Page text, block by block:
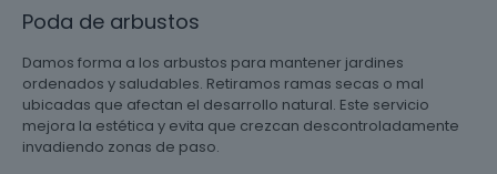
Poda de arbustos
Damos forma a los arbustos para mantener jardines
ordenados y saludables. Retiramos ramas secas o mal
ubicadas que afectan el desarrollo natural. Este servicio
mejora la estética y evita que crezcan descontroladamente
invadiendo zonas de paso.